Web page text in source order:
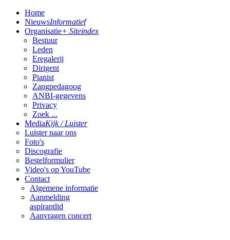
Home
NieuwsInformatief
Organisatie+ Siteindex
Bestuur
Leden
Eregalerij
Dirigent
Pianist
Zangpedagoog
ANBI-gegevens
Privacy
Zoek ...
MediaKijk / Luister
Luister naar ons
Foto's
Discografie
Bestelformulier
Video's op YouTube
Contact
Algemene informatie
Aanmelding
aspirantlid
Aanvragen concert